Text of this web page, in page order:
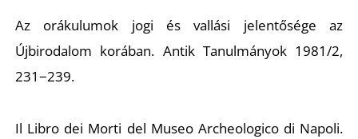
Az orákulumok jogi és vallási jelentősége az
Újbirodalom korában. Antik Tanulmányok1981/2,
231−239.
Il Libro dei Morti del Museo Archeologico di Napoli.